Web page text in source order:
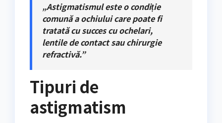
„Astigmatismul este o condiție
comună a ochiului care poate fi
tratată cu succes cu ochelari,
lentile de contact sau chirurgie
refractivă.”
Tipuri de
astigmatism